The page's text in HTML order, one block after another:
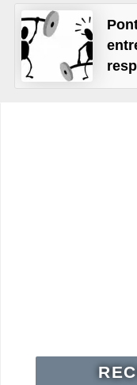
o
l
d